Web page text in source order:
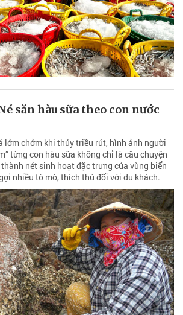
săn hàu sữa theo con nước
lởm chởm khi thủy triều rút, hình ảnh người
từng con hàu sữa không chỉ là câu chuyện
nét sinh hoạt đặc trưng của vùng biển
nhiều tò mò, thích thú đối với du khách.